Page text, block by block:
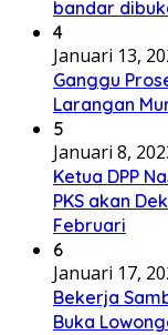
bandar
4
Januari 13,
Ganggu
Larangan
5
Januari 8,
Ketua DPP
PKS akan
Februari
6
Januari 17,
Bekerja
Buka